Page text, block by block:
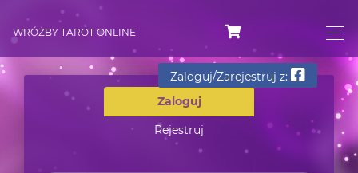
WRÓŻBY TAROT ONLINE
Zaloguj
Rejestruj
Zaloguj/Zarejestruj z: